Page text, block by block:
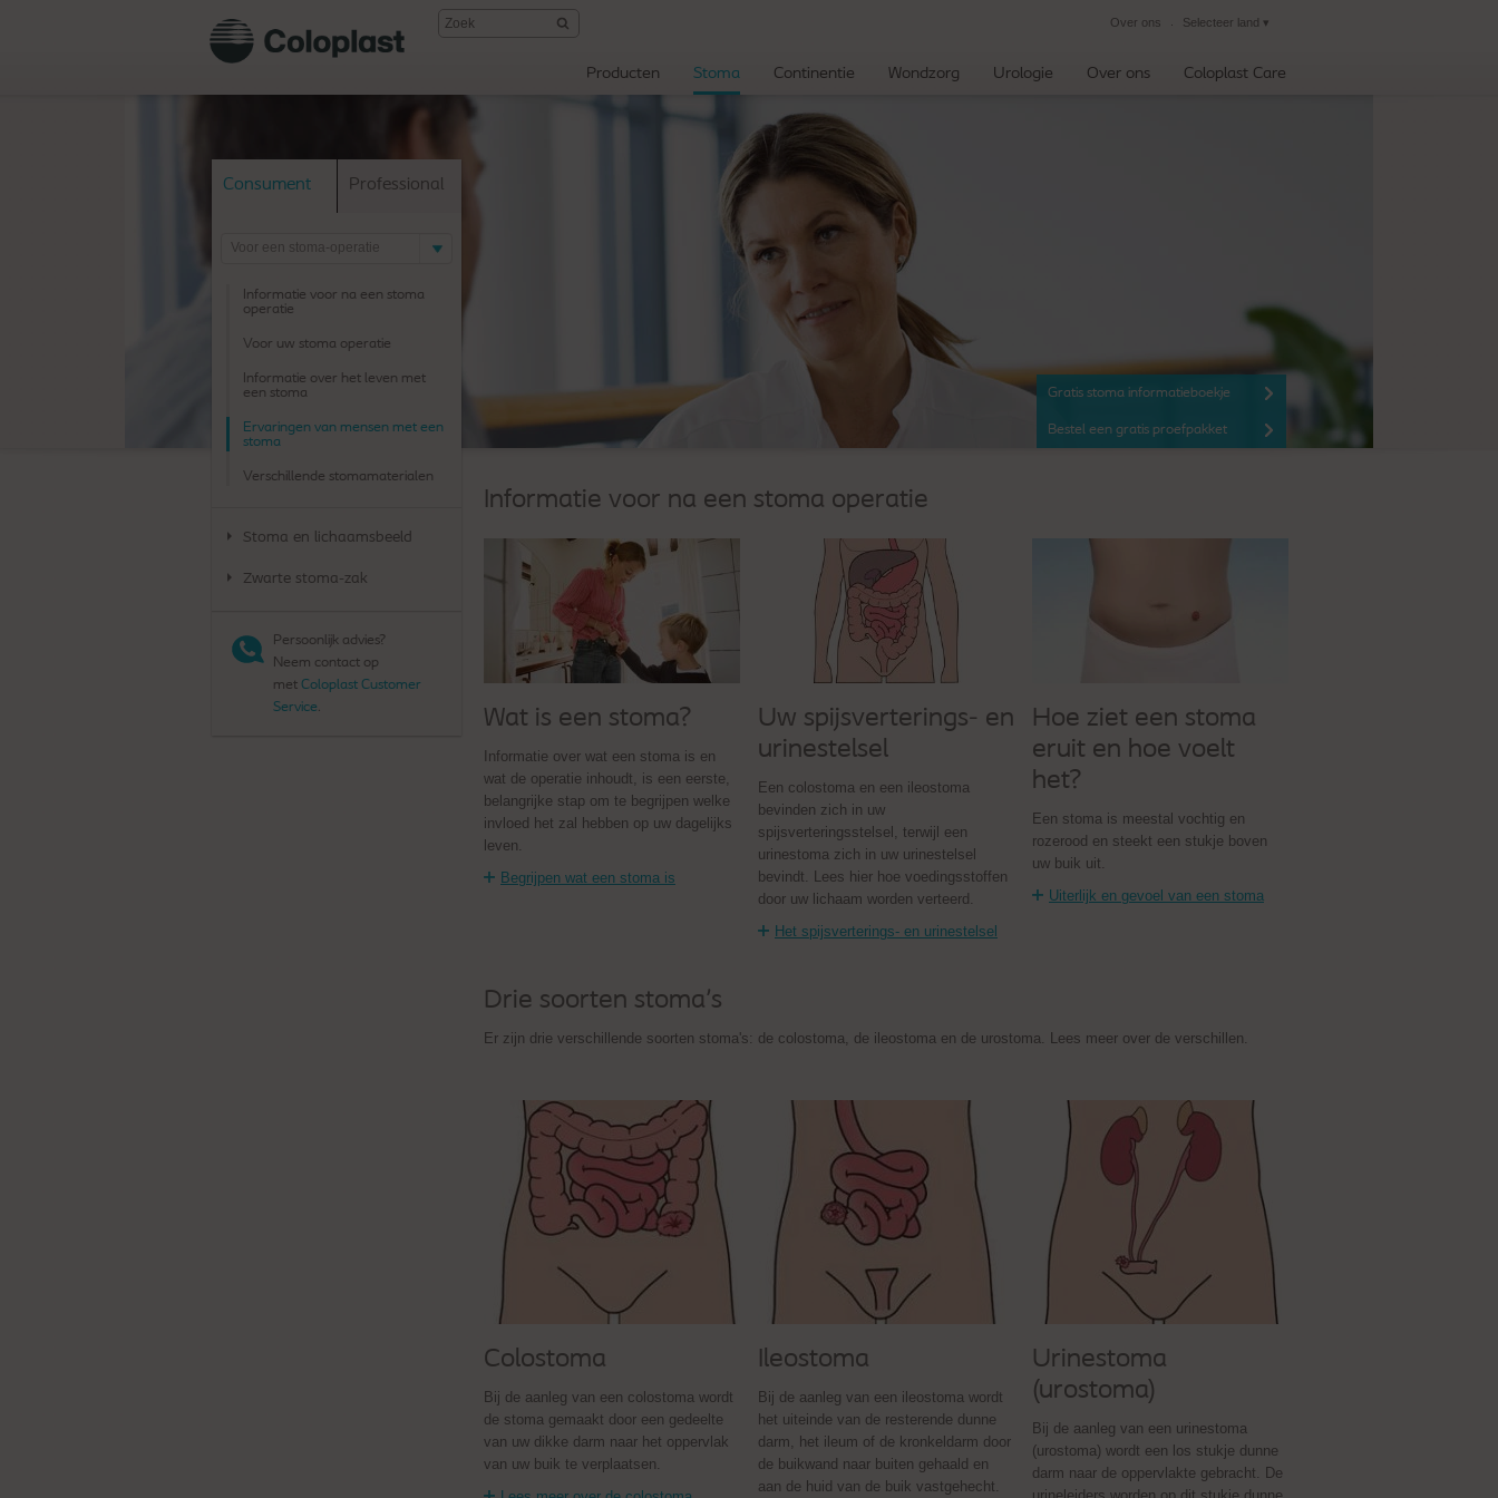
Sluiten
Over ons Selecteer land ▾
Producten Stoma Continentie Wondzorg Urologie Over ons Coloplast Care
Consument
Voor een stoma-operatie
Informatie voor na een stoma
operatie
Voor uw stoma operatie
Informatie over het leven met
een stoma
Ervaringen van mensen met een
stoma
Verschillende stomamaterialen
Professional
Stoma en lichaamsbeeld
Zwarte stoma-zak
Persoonlijk advies?
Neem contact op
met Coloplast Customer
Service.
Gratis stoma informatieboekje
Bestel een gratis proefpakket
Informatie voor na een stoma operatie
Wat is een stoma?
Informatie over wat een stoma is en
wat de operatie inhoudt, is een eerste,
belangrijke stap om te begrijpen welke
invloed het zal hebben op uw dagelijks
leven.
Begrijpen wat een stoma is
Uw spijsverterings- en
urinestelsel
Een colostoma en een ileostoma
bevinden zich in uw
spijsverteringsstelsel, terwijl een
urinestoma zich in uw urinestelsel
bevindt. Lees hier hoe voedingsstoffen
door uw lichaam worden verteerd.
Het spijsverterings- en urinestelsel
Hoe ziet een stoma
eruit en hoe voelt
het?
Een stoma is meestal vochtig en
rozerood en steekt een stukje boven
uw buik uit.
Uiterlijk en gevoel van een stoma
Drie soorten stoma's
Er zijn drie verschillende soorten stoma's: de colostoma, de ileostoma en de urostoma. Lees meer over de verschillen.
Colostoma
Bij de aanleg van een colostoma wordt
de stoma gemaakt door een gedeelte
van uw dikke darm naar het oppervlak
van uw buik te verplaatsen.
Ileostoma
Bij de aanleg van een ileostoma wordt
het uiteinde van de resterende dunne
darm, het ileum of de kronkeldarm door
de buikwand naar buiten gehaald en
aan de huid van de buik vastgehecht.
Urinestoma
(urostoma)
Bij de aanleg van een urinestoma
(urostoma) wordt een los stukje dunne
darm naar de oppervlakte gebracht. De